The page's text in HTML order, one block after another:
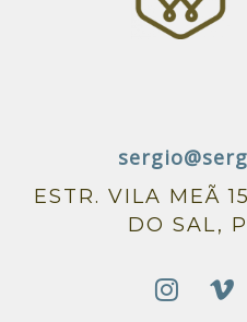
ESTR. VILA MEÃ
DO SAL,